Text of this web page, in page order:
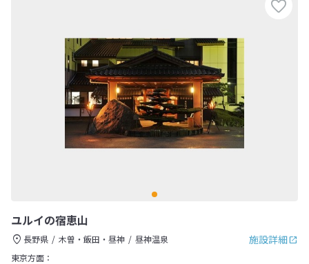
ユルイの宿恵山
施設詳細
長野県 木曽・飯田・昼神
昼神温泉
東京方面：